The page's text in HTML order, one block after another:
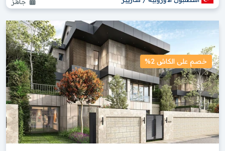
خصم على الكاش 2%